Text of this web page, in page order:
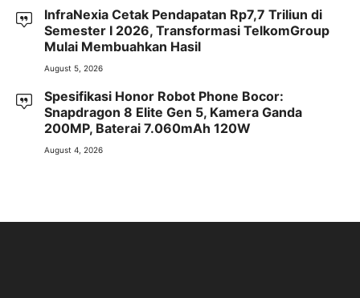
InfraNexia Cetak Pendapatan Rp7,7 Triliun di
Semester I 2026, Transformasi TelkomGroup
Mulai Membuahkan Hasil
August 5, 2026
Spesifikasi Honor Robot Phone Bocor:
Snapdragon 8 Elite Gen 5, Kamera Ganda
200MP, Baterai 7.060mAh 120W
August 4, 2026